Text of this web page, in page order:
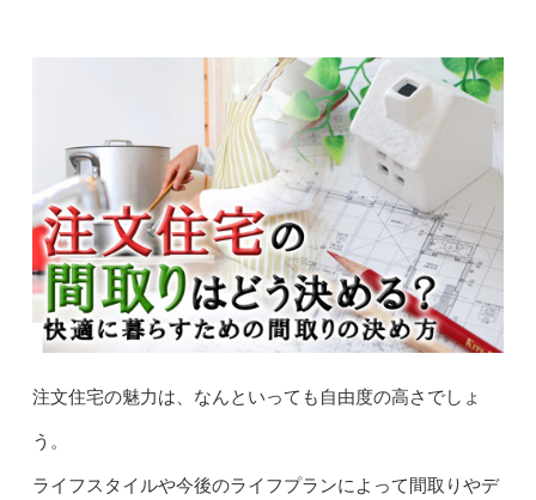
注文住宅の魅力は、なんといっても自由度の高さでしょ
う。
ライフスタイルや今後のライフプランによって間取りやデ